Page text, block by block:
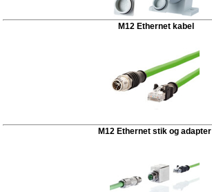
M12 Ethernet kabel
M12 Ethernet stik og adapter